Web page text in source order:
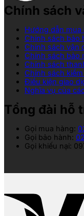
Chính sách
Hướng dẫn mua
Chính sách bảo
Chính sách vận
Chính sách bảo
Chính sách
Chính sách
Điều kiện giao
Nghĩa vụ của
Tổng đài hỗ
Gọi mua hàng:
Gọi bảo hành:
Gọi khiếu nại: